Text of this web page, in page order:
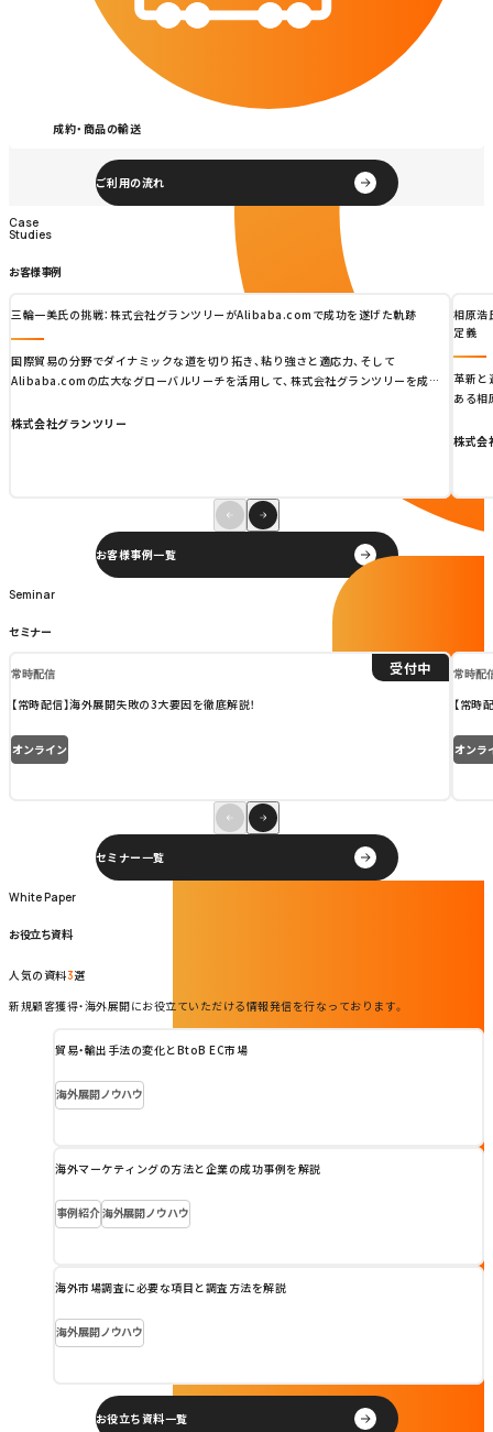
成約・商品の輸送
ご利用の流れ
Case
Studies
Case
Studies
お客様事例
三輪一美氏の挑戦：株式会社グランツリーがAlibaba.comで成功を遂げた軌跡
国際貿易の分野でダイナミックな道を切り拓き、粘り強さと適応力、そして
Alibaba.comの広大なグローバルリーチを活用して、株式会社グランツリーを成功
の中心的な存在へと成長した彼女の物語は、Eコマースの変革力を示す証となってい
株式会社グランツリー
相原浩
定義
革新と
ある相
イズネ
株式会
お客様事例一覧
Seminar
Seminar
セミナー
受付中
常時配信
【常時配信】海外展開失敗の3大要因を徹底解説！
オンライン
常時配
【常時
オンラ
セミナー一覧
White Paper
White Paper
お役立ち資料
人気の資料3選
新規顧客獲得・海外展開にお役立ていただける情報発信を行なっております。
貿易・輸出手法の変化とBtoB EC市場
海外展開ノウハウ
海外マーケティングの方法と企業の成功事例を解説
事例紹介海外展開ノウハウ
海外市場調査に必要な項目と調査方法を解説
海外展開ノウハウ
お役立ち資料一覧